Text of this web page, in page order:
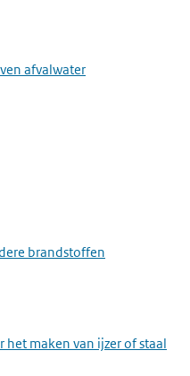
voorbehandelen of het
afvalwater
brandstoffen
maken van ijzer of staal